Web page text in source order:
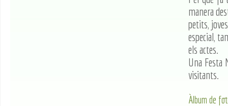
manera
petits,
especial,
els actes.
Una Festa
visitants.
Àlbum de